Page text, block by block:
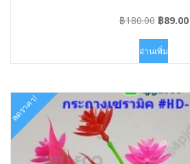
฿180.00 Original
was:
฿180.00.
฿89.00
อ่านเพิ่ม
ลดราคา!